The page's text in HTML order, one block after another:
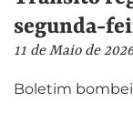
segunda-
11 de Maio de 2026
Boletim